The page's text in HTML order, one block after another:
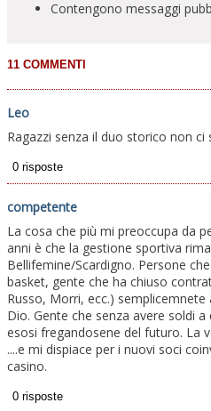
Contengono messaggi
Leo
Ragazzi senza il duo storico non ci
competente
La cosa che più mi preoccupa da
anni è che la gestione sportiva
Bellifemine/Scardigno. Persone
basket, gente che ha chiuso
Russo, Morri, ecc.)
Dio. Gente che senza avere soldi
esosi fregandosene del futuro. La
....e mi dispiace per i nuovi soci
casino.